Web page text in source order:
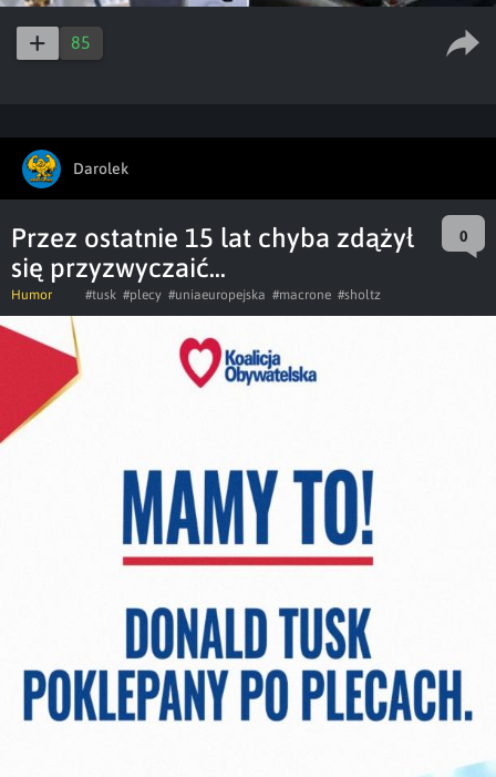
85
Darolek
Przez ostatnie 15 lat chyba zdążył
się przyzwyczaić...
0
Humor #tusk #plecy #uniaeuropejska #macrone #sholtz